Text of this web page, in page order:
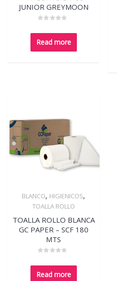
JUNIOR GREYMOON
0
out
of
5
Read more
Quick View
BLANCO, HIGIENICOS,
TOALLA ROLLO
TOALLA ROLLO BLANCA
GC PAPER – SCF 180
MTS
0
out
of
Read more